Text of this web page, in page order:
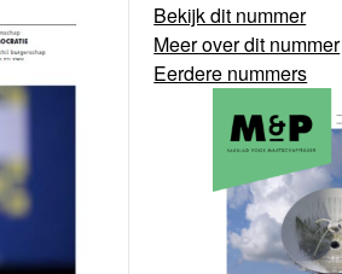
Bekijk dit nummer
Meer over dit nummer
Eerdere nummers